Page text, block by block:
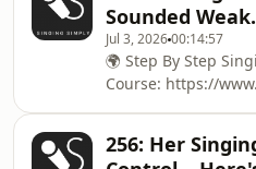
Sounded
Jul 3, 202600:14:57
🌍 Step By Step
Course: ⁠⁠⁠⁠⁠⁠⁠⁠⁠⁠⁠⁠⁠⁠⁠⁠⁠⁠⁠⁠⁠⁠⁠⁠⁠⁠⁠⁠⁠⁠⁠⁠⁠⁠⁠⁠⁠⁠⁠⁠⁠⁠⁠⁠⁠⁠⁠⁠⁠⁠⁠⁠⁠⁠⁠⁠⁠⁠⁠⁠⁠⁠⁠⁠⁠⁠⁠⁠⁠⁠⁠⁠⁠⁠⁠⁠⁠⁠⁠⁠⁠⁠⁠⁠⁠⁠⁠⁠⁠⁠⁠⁠⁠⁠⁠⁠⁠⁠⁠⁠⁠⁠⁠⁠⁠⁠⁠⁠⁠⁠⁠⁠⁠⁠⁠⁠⁠⁠⁠⁠⁠⁠⁠⁠⁠⁠⁠⁠⁠⁠⁠⁠⁠⁠https://
256: Her